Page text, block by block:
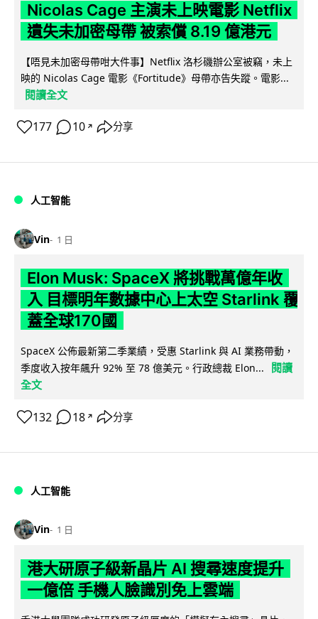
Nicolas Cage 主演未上映電影 Netflix
遺失未加密母帶 被索償 8.19 億港元
【唔見未加密母帶咁大件事】Netflix 洛杉磯辦公室被竊，未上
映的 Nicolas Cage 電影《Fortitude》母帶亦告失蹤。電影...
閱讀全文
177 10 ↗ 分享
人工智能
Vin 1 日
Elon Musk: SpaceX 將挑戰萬億年收
入 目標明年數據中心上太空 Starlink 覆
蓋全球170國
SpaceX 公佈最新第二季業績，受惠 Starlink 與 AI 業務帶動，
季度收入按年飆升 92% 至 78 億美元。行政總裁 Elon...
閱讀
全文
132 18 ↗ 分享
人工智能
Vin 1 日
港大研原子級新晶片 AI 搜尋速度提升
一億倍 手機人臉識別免上雲端